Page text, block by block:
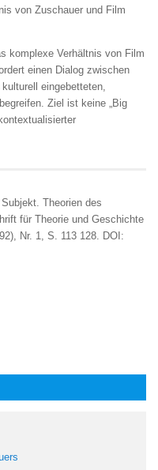
von Zuschauer und Film
komplexe Verhältnis von Film
einen Dialog zwischen
eingebetteten,
Ziel ist keine „Big
Theorien des
für Theorie und Geschichte
Nr. 1, S. 113 128. DOI: